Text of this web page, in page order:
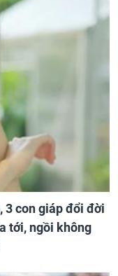
3 con giáp đổi đời
tới, ngồi không